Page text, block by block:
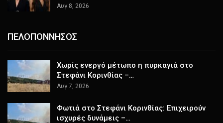
Αυγ 8, 2026
ΠΕΛΟΠΟΝΝΗΣΟΣ
Χωρίς ενεργό μέτωπο η πυρκαγιά στο
Στεφάνι Κορινθίας –…
Αυγ 7, 2026
Φωτιά στο Στεφάνι Κορινθίας: Επιχειρούν
ισχυρές δυνάμεις –…